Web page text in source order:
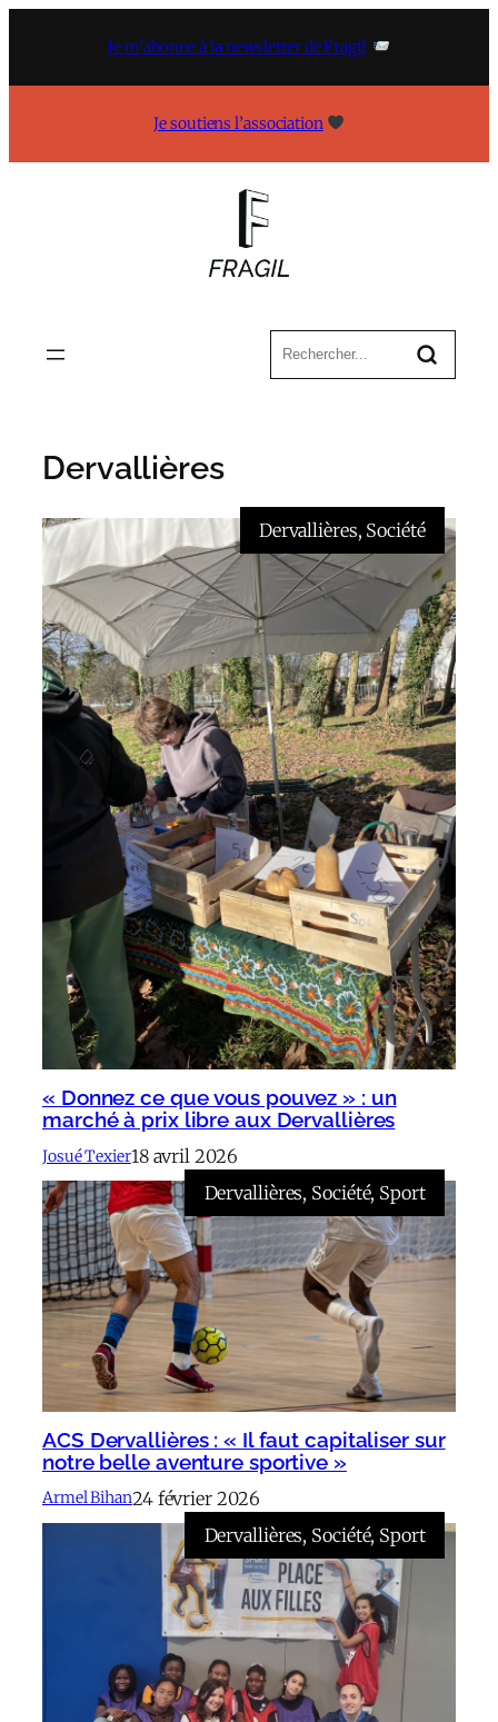
Je m’abonne à la newsletter de Fragil
Je soutiens l’association
Dervallières
Dervallières, Société
« Donnez ce que vous pouvez » : un
marché à prix libre aux Dervallières
Josué Texier18 avril 2026
Dervallières, Société, Sport
ACS Dervallières : « Il faut capitaliser sur
notre belle aventure sportive »
Armel Bihan24 février 2026
Dervallières, Société, Sport